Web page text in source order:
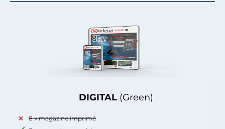
DIGITAL (Green)
8 x magazine imprimé